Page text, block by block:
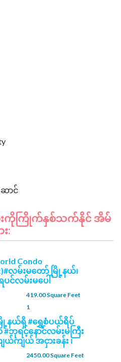
းကိုကြိုက်နှစ်သက်နိုင် အိမ်
း:
Condo
လမ်းမတော် မြို့နယ်၊
င်လမ်းမပေါ်
419.00 Square Feet
1
နယ်ရှိ #ရွှေစံပယ်ရိပ်
#ဘုရင့်နောင်လမ်းမကြီး
ယ်ကျယ် အငှားခန်း ၊
2450.00 Square Feet